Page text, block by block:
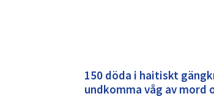
150 döda i haitiskt
undkomma våg av mord